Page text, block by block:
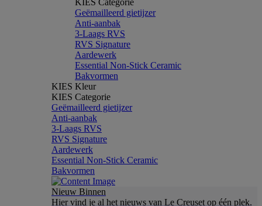
KIES Categorie
Geëmailleerd gietijzer
Anti-aanbak
3-Laags RVS
RVS Signature
Aardewerk
Essential Non-Stick Ceramic
Bakvormen
KIES Kleur
KIES Categorie
Geëmailleerd gietijzer
Anti-aanbak
3-Laags RVS
RVS Signature
Aardewerk
Essential Non-Stick Ceramic
Bakvormen
Nieuw Binnen
Hier vind je al het nieuws van Le Creuset op één plek.